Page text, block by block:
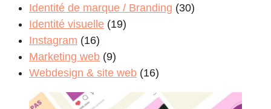
Identité de marque / Branding (30)
Identité visuelle (19)
Instagram (16)
Marketing web (9)
Webdesign & site web (16)